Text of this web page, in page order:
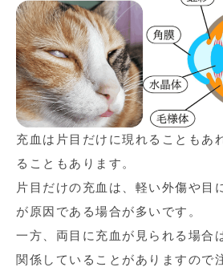
充血は片目だけに現れることもあ
ることもあります。
片目だけの充血は、軽い外傷や目
が原因である場合が多いです。
一方、両目に充血が見られる場合
関係していることがありますので